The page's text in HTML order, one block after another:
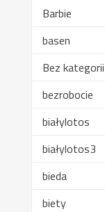
Barbie
basen
Bez kategorii
bezrobocie
białylotos
białylotos3
bieda
biety